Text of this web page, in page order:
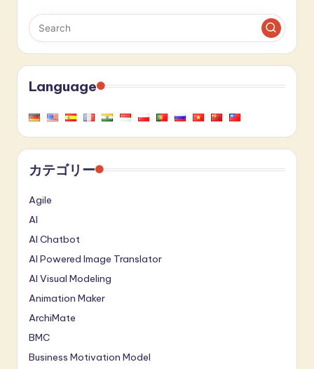
Language
カテゴリー
Agile
AI
AI Chatbot
AI Powered Image Translator
AI Visual Modeling
Animation Maker
ArchiMate
BMC
Business Motivation Model